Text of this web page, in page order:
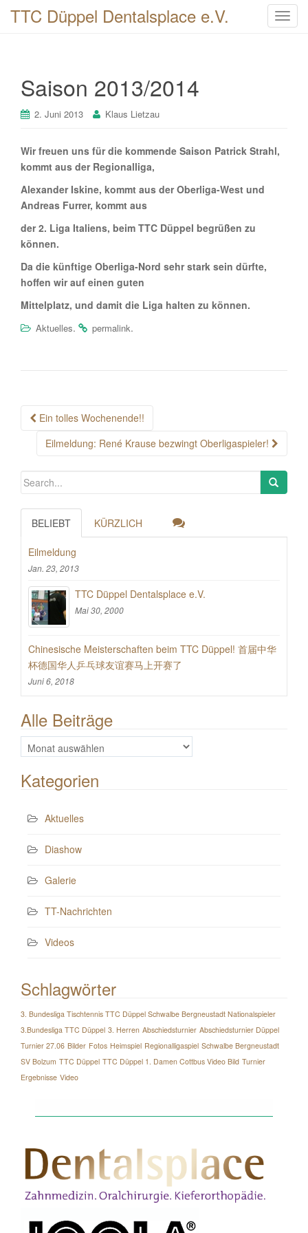
T
TTC Düppel Dentalsplace e.V.
Saison 2013/2014
2. Juni 2013 Klaus Lietzau
Wir freuen uns für die kommende Saison Patrick Strahl,
kommt aus der Regionalliga,
Alexander Iskine, kommt aus der Oberliga-West und
Andreas Furrer, kommt aus
der 2. Liga Italiens, beim TTC Düppel begrüßen zu
können.
Da die künftige Oberliga-Nord sehr stark sein dürfte,
hoffen wir auf einen guten
Mittelplatz, und damit die Liga halten zu können.
Aktuelles. permalink.
Post
navigation
Ein tolles Wochenende!!
Eilmeldung: René Krause bezwingt Oberligaspieler!
BELIEBT KÜRZLICH
Eilmeldung
Jan. 23, 2013
TTC Düppel Dentalsplace e.V.
Mai 30, 2000
Chinesische Meisterschaften beim TTC Düppel! 首届中华
杯德国华人乒乓球友谊赛马上开赛了
Juni 6, 2018
Alle Beiträge
Alle
Beiträge
Kategorien
Aktuelles
Diashow
Galerie
TT-Nachrichten
Videos
Schlagwörter
3. Bundesliga Tischtennis TTC Düppel Schwalbe Bergneustadt Nationalspieler
3.Bundesliga TTC Düppel 3. Herren Abschiedsturnier Abschiedsturnier Düppel
Turnier 27.06 Bilder Fotos Heimspiel Regionalligaspiel Schwalbe Bergneustadt
SV Bolzum TTC Düppel TTC Düppel 1. Damen Cottbus Video Bild Turnier
Ergebnisse Video